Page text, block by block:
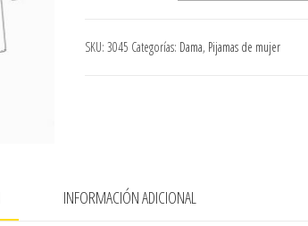
cantidad
SKU: 3045 Categorías: Dama, Pijamas de mujer
INFORMACIÓN ADICIONAL